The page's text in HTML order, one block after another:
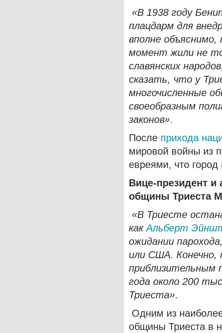
«В 1938 году
плацдарм для
вполне
момент жили не
славянских
сказать, что у
многочисленные
своеобразным
законов».
После прихода
мировой войны из
евреями, что
Вице-президент и
общины Триеста
«В Триесте
какАльберт
ожидании
или США. Конечно,
приблизительным
года около 200
Триеста».
Одним из
общины Триеста в